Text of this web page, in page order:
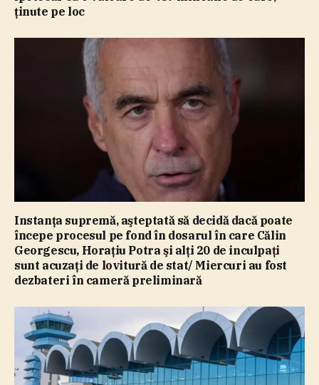
ţinute pe loc
Instanţa supremă, aşteptată să decidă dacă poate
începe procesul pe fond în dosarul în care Călin
Georgescu, Horaţiu Potra şi alţi 20 de inculpaţi
sunt acuzaţi de lovitură de stat/ Miercuri au fost
dezbateri în cameră preliminară